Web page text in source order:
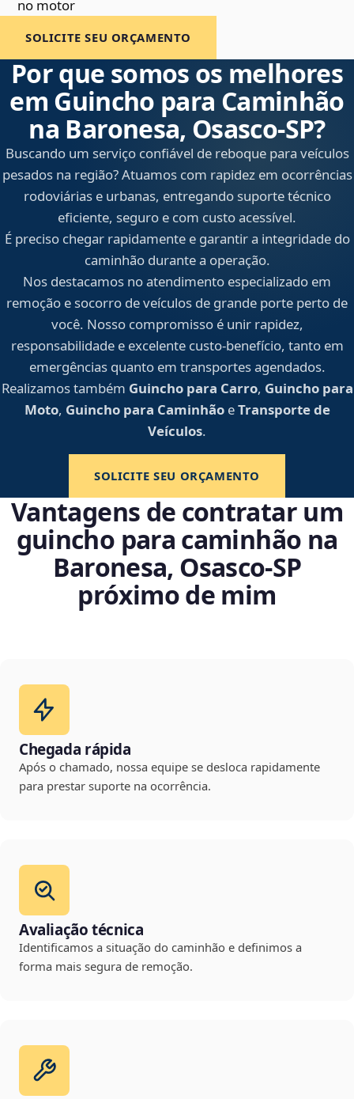
no motor
SOLICITE SEU ORÇAMENTO
Por que somos os melhores
em Guincho para Caminhão
na Baronesa, Osasco‑SP?
Buscando um serviço confiável de reboque para veículos
pesados na região? Atuamos com rapidez em ocorrências
rodoviárias e urbanas, entregando suporte técnico
eficiente, seguro e com custo acessível.
É preciso chegar rapidamente e garantir a integridade do
caminhão durante a operação.
Nos destacamos no atendimento especializado em
remoção e socorro de veículos de grande porte perto de
você. Nosso compromisso é unir rapidez,
responsabilidade e excelente custo-benefício, tanto em
emergências quanto em transportes agendados.
Realizamos também Guincho para Carro, Guincho para
Moto, Guincho para CaminhãoeTransporte de
Veículos.
SOLICITE SEU ORÇAMENTO
Vantagens de contratar um
guincho para caminhão na
Baronesa, Osasco‑SP
próximo de mim
Chegada rápida
Após o chamado, nossa equipe se desloca rapidamente
para prestar suporte na ocorrência.
Avaliação técnica
Identificamos a situação do caminhão e definimos a
forma mais segura de remoção.